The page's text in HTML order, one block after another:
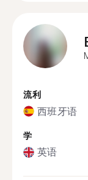
流利
西班牙语
学
英语